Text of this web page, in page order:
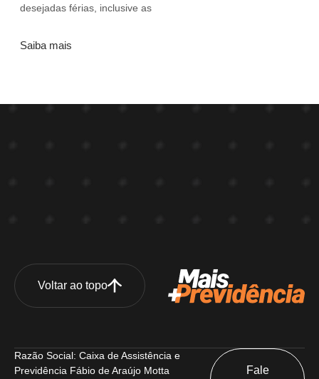
desejadas férias, inclusive as
Saiba mais
Voltar ao topo
Razão Social: Caixa de Assistência e
Previdência Fábio de Araújo Motta
Fale